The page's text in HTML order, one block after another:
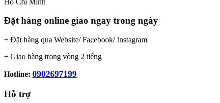
Đặt hàng online giao ngay trong ngày
+ Đặt hàng qua Website/ Facebook/ Instagram
+ Giao hàng trong vòng 2 tiếng
Hotline: 0902697199
Hỗ trợ